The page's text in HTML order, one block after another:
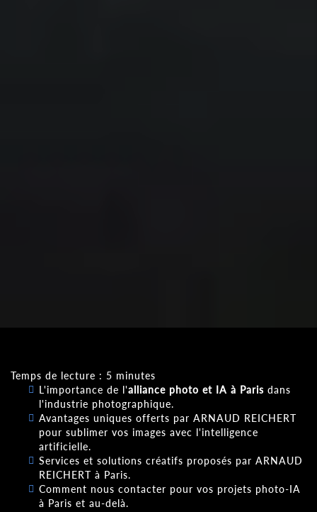
Temps de lecture : 5 minutes
L'importance de l'alliance photo et IA à Paris dans
l'industrie photographique.
Avantages uniques offerts par ARNAUD REICHERT
pour sublimer vos images avec l'intelligence
artificielle.
Services et solutions créatifs proposés par ARNAUD
REICHERT à Paris.
Comment nous contacter pour vos projets photo-IA
à Paris et au-delà.